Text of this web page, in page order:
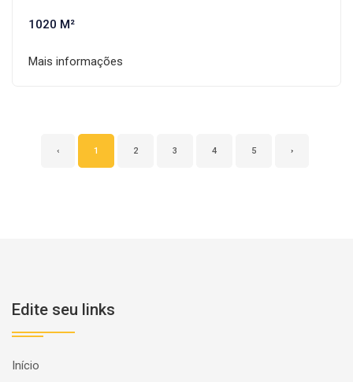
1020 M²
Mais informações
‹ 1 2 3 4 5 ›
Edite seu links
Início